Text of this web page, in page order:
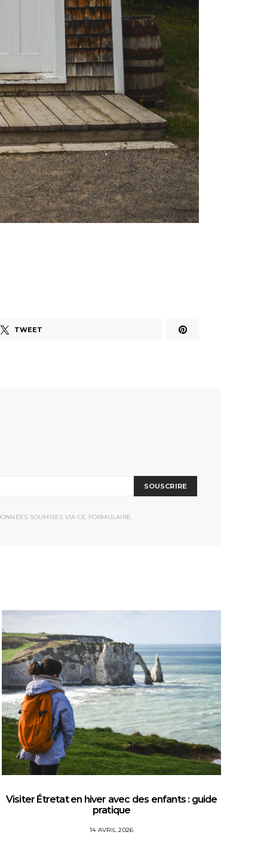
TWEET
SOUSCRIRE
SOUMISES VIA CE FORMULAIRE.
Visiter Étretat en hiver avec des enfants : guide
pratique
14 AVRIL 2026